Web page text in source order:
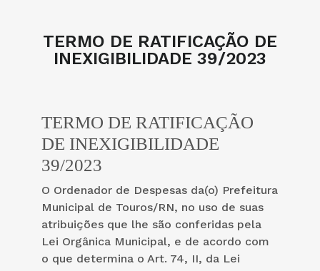
TERMO DE RATIFICAÇÃO DE
INEXIGIBILIDADE 39/2023
TERMO DE RATIFICAÇÃO
DE INEXIGIBILIDADE
39/2023
O Ordenador de Despesas da(o) Prefeitura
Municipal de Touros/RN, no uso de suas
atribuições que lhe são conferidas pela
Lei Orgânica Municipal, e de acordo com
o que determina o Art. 74, II, da Lei